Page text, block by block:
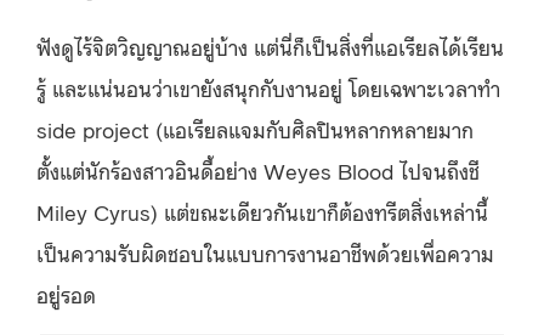
ฟังดูไร้จิตวิญญาณอยู่บ้าง แต่นี่ก็เป็นสิ่งที่แอเรียลได้เรียน
รู้ และแน่นอนว่าเขายังสนุกกับงานอยู่ โดยเฉพาะเวลาทำ
side project (แอเรียลแจมกับศิลปินหลากหลายมาก
ตั้งแต่นักร้องสาวอินดี้อย่าง Weyes Blood ไปจนถึงชี
Miley Cyrus) แต่ขณะเดียวกันเขาก็ต้องทรีตสิ่งเหล่านี้
เป็นความรับผิดชอบในแบบการงานอาชีพด้วยเพื่อความ
อยู่รอด